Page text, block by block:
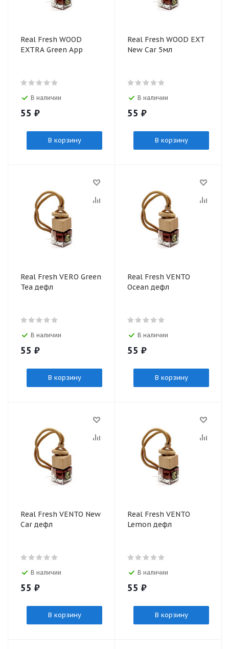
Real Fresh WOOD
EXTRA Green App
В наличии
55 ₽
В корзину
Real Fresh WOOD EXT
New Car 5мл
В наличии
55 ₽
В корзину
Real Fresh VERO Green
Tea дефл
В наличии
55 ₽
В корзину
Real Fresh VENTO
Ocean дефл
В наличии
55 ₽
В корзину
Real Fresh VENTO New
Car дефл
В наличии
55 ₽
В корзину
Real Fresh VENTO
Lemon дефл
В наличии
55 ₽
В корзину